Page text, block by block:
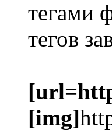
тегами
тегов
[img]